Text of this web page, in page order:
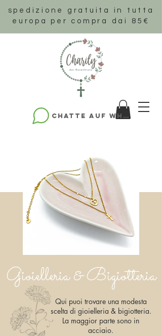
spedizione gratuita in tutta
europa per compra dai 85€
Chatte auf WhatsApp
Qui puoi trovare una modesta
scelta di gioielleria & bigiotteria.
La maggior parte sono in
acciaio.
Gioielleria & Bigiotteria